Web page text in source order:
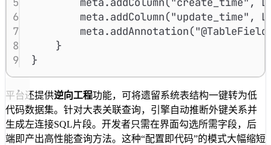
6
meta.addColumn("update_time" ,
7
meta.addAnnotation(
8
}
9
}
平台还提供逆向工程功能，可将遗留系统表结构一键转为低
代码数据集。针对大表关联查询，引擎自动推断外键关系并
生成左连接SQL片段。开发者只需在界面勾选所需字段，后
端即产出高性能查询方法。这种“配置即代码”的模式大幅缩短